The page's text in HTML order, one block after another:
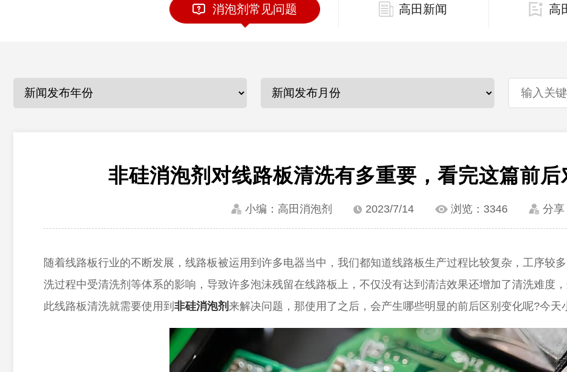
消泡剂常见问题 高田新闻 高
非硅消泡剂对线路板清洗有多重要，看完这篇前
小编：高田消泡剂 2023/7/14 浏览： 3346 分享
随着线路板行业的不断发展，线路板被运用到许多电器当中，我们都知道线路板生产过程比较复杂，工序较多
洗过程中受清洗剂等体系的影响，导致许多泡沫残留在线路板上，不仅没有达到清洁效果还增加了清洗难度
此线路板清洗就需要使用到 非硅消泡剂来解决问题，那使用了之后，会产生哪些明显的前后区别 变化呢?今天